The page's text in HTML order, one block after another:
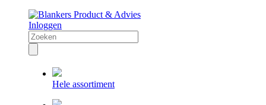
Inloggen
Hele assortiment